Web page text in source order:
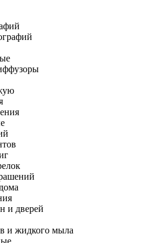
и дверей
и жидкого мыла